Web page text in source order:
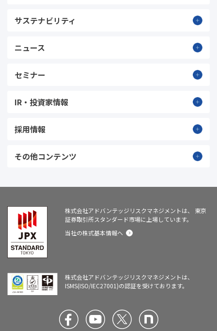
サステナビリティ
ニュース
セミナー
IR・投資家情報
採用情報
その他コンテンツ
株式会社アドバンテッジリスクマネジメントは、
東京
証券取引所スタンダード市場に上場しています。
当社の株式基本情報へ
株式会社アドバンテッジリスクマネジメントは、
ISMS(ISO/IEC27001)の認証を受けております。